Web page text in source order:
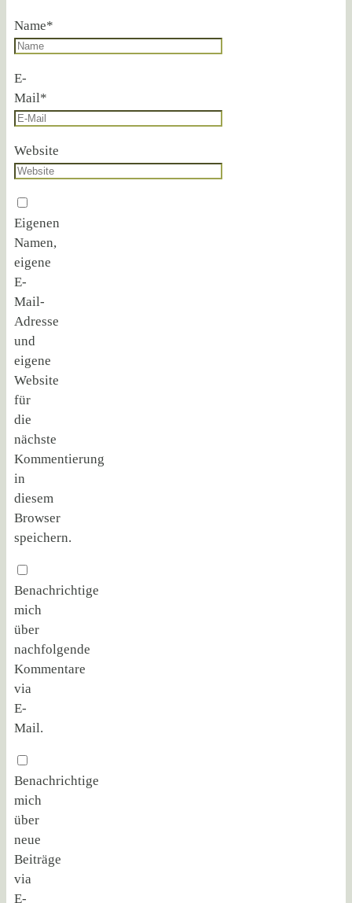
Name*
E-
Mail*
Website
Eigenen
Namen,
eigene
E-
Mail-
Adresse
und
eigene
Website
für
die
nächste
Kommentierung
in
diesem
Browser
speichern.
Benachrichtige
mich
über
nachfolgende
Kommentare
via
E-
Mail.
Benachrichtige
mich
über
neue
Beiträge
via
E-